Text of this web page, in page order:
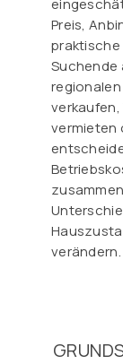
Preis,
praktische
Suchende
vermieten
verändern.